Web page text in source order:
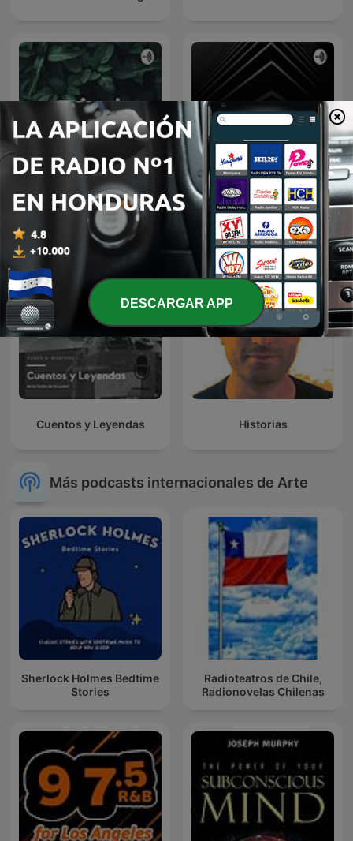
Fiel Historia
Cuentos y Leyendas Historias
Más podcasts internacionales de Arte
Sherlock Holmes Bedtime
Stories
Radioteatros de Chile,
Radionovelas Chilenas
DESCARGAR APP